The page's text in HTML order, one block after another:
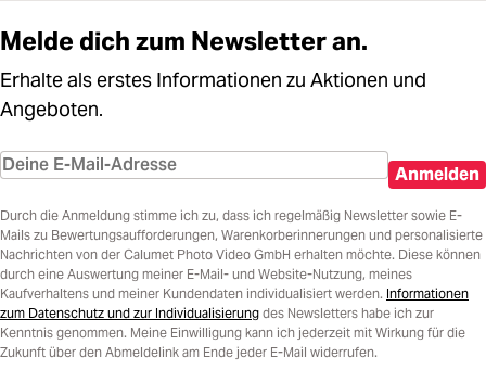
Melde dich zum Newsletter an.
Erhalte als erstes Informationen zu Aktionen und
Angeboten.
Anmelden
Durch die Anmeldung stimme ich zu, dass ich regelmäßig Newsletter sowie E-
Mails zu Bewertungsaufforderungen, Warenkorberinnerungen und personalisierte
Nachrichten von der Calumet Photo Video GmbH erhalten möchte. Diese können
durch eine Auswertung meiner E-Mail- und Website-Nutzung, meines
Kaufverhaltens und meiner Kundendaten individualisiert werden. Informationen
zum Datenschutz und zur Individualisierung des Newsletters habe ich zur
Kenntnis genommen. Meine Einwilligung kann ich jederzeit mit Wirkung für die
Zukunft über den Abmeldelink am Ende jeder E-Mail widerrufen.